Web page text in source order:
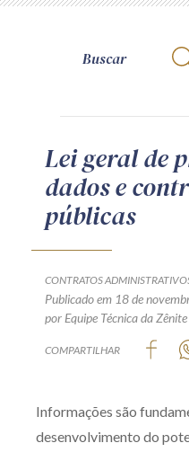
A
Como
Política
Guia de Direitos
Lei geral de
dados e
públicas
CONTRATOS
Publicado em 18 de
por Equipe Técnica da Zênite
COMPARTILHAR
Informações são
desenvolvimento do